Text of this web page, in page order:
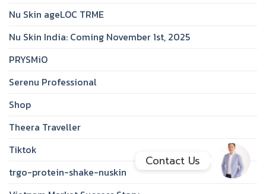
Nu Skin ageLOC TRME
Nu Skin India: Coming November 1st, 2025
PRYSMiO
Serenu Professional
Shop
Theera Traveller
Tiktok
trgo-protein-shake-nuskin
Contact Us